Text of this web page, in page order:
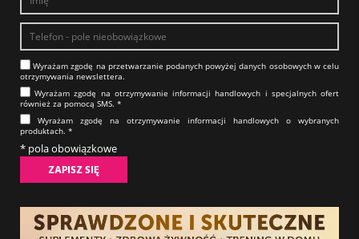
Wyrażam zgodę na prze­twa­rza­nie po­da­nych powyżej danych osobowych w celu
otrzy­my­wa­nia new­slet­tera.​​​​​​​
Wyrażam zgodę na otrzy­my­wa­nie in­for­ma­cji han­dlo­wych i specjalnych ofert
również za pomocą SMS.​​​​​​​ *
Wyrażam zgodę na otrzy­my­wa­nie in­for­ma­cji han­dlo­wych o wybranych
produktach.​​​​​​​ *
* pola obowiązkowe